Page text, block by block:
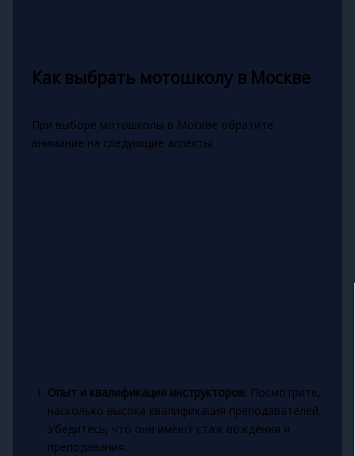
Как выбрать мотошколу в Москве
При выборе мотошколы в Москве обратите
внимание на следующие аспекты:
Опыт и квалификация инструкторов. Посмотрите,
насколько высока квалификация преподавателей.
Убедитесь, что они имеют стаж вождения и
преподавания.